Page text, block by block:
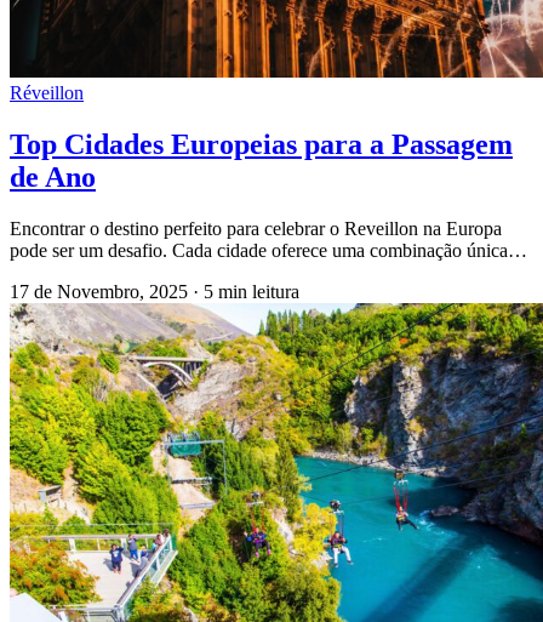
Réveillon
Top Cidades Europeias para a Passagem
de Ano
Encontrar o destino perfeito para celebrar o Reveillon na Europa
pode ser um desafio. Cada cidade oferece uma combinação única…
17 de Novembro, 2025 · 5 min leitura